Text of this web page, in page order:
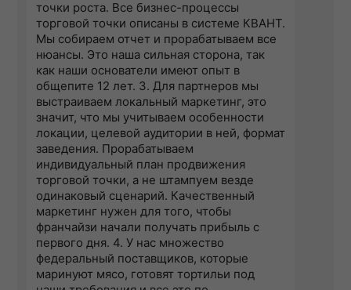
точки роста. Все бизнес-процессы
торговой точки описаны в системе КВАНТ.
Мы собираем отчет и прорабатываем все
нюансы. Это наша сильная сторона, так
как наши основатели имеют опыт в
общепите 12 лет. 3. Для партнеров мы
выстраиваем локальный маркетинг, это
значит, что мы учитываем особенности
локации, целевой аудитории в ней, формат
заведения. Прорабатываем
индивидуальный план продвижения
торговой точки, а не штампуем везде
одинаковый сценарий. Качественный
маркетинг нужен для того, чтобы
франчайзи начали получать прибыль с
первого дня. 4. У нас множество
федеральный поставщиков, которые
маринуют мясо, готовят тортильи под